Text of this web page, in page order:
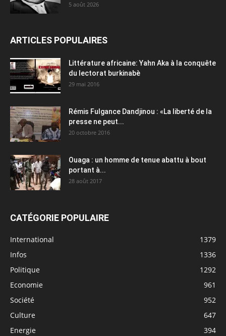
5 août 2026
ARTICLES POPULAIRES
Littérature africaine: Yahn Aka à la conquête
du lectorat burkinabè
29 mai 2016
Rémis Fulgance Dandjinou : «La liberté de la
presse ne peut...
20 octobre 2016
Ouaga : un homme de tenue abattu à bout
portant à...
28 août 2017
CATÉGORIE POPULAIRE
International
1379
Infos
1336
Politique
1292
Economie
961
Société
952
Culture
647
Energie
394